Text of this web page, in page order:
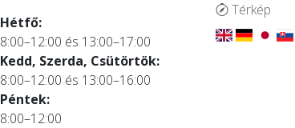
Hétfő:
8:00–12:00 és 13:00–17:00
Kedd, Szerda, Csütörtök:
8:00–12:00 és 13:00–16:00
Péntek:
8:00–12:00
Térkép